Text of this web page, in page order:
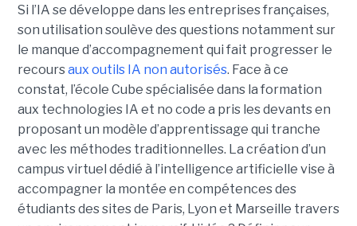
Si l’IA se développe dans les entreprises françaises,
son utilisation soulève des questions notamment sur
le manque d’accompagnement qui fait progresser le
recoursaux outils IA non autorisés. Face à ce
constat, l’école Cube spécialisée dans la formation
aux technologies IA et no code a pris les devants en
proposant un modèle d’apprentissage qui tranche
avec les méthodes traditionnelles. La création d’un
campus virtuel dédié à l’intelligence artificielle vise à
accompagner la montée en compétences des
étudiants des sites de Paris, Lyon et Marseille travers